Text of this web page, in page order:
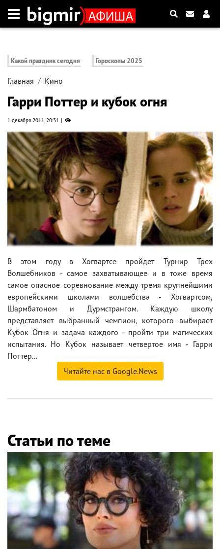
Какой праздник сегодня Гороскопы 2025
Главная Кино
Гарри Поттер и кубок огня
1 декабря 2011, 20:31
В этом году в Хогвартсе пройдет Турнир Трех
Волшебников - самое захватывающее и в тоже время
самое опасное соревнование между тремя крупнейшими
европейскими школами волшебства - Хогвартсом,
Шармбатоном и Дурмстрангом. Каждую школу
представляет выбранный чемпион, которого выбирает
Кубок Огня и задача каждого - пройти три магических
испытания. Но Кубок называет четвертое имя - Гарри
Поттер...
Читайте нас в Google.News
Статьи по теме